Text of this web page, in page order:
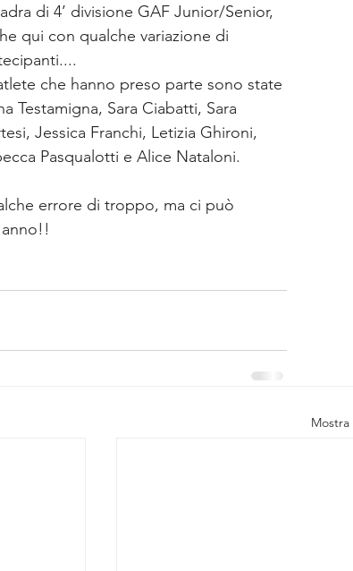
di 4’ divisione GAF Junior/Senior,
qui con qualche variazione di
che hanno preso parte sono state
Testamigna, Sara Ciabatti, Sara
Jessica Franchi, Letizia Ghironi,
Pasqualotti e Alice Nataloni.
errore di troppo, ma ci può